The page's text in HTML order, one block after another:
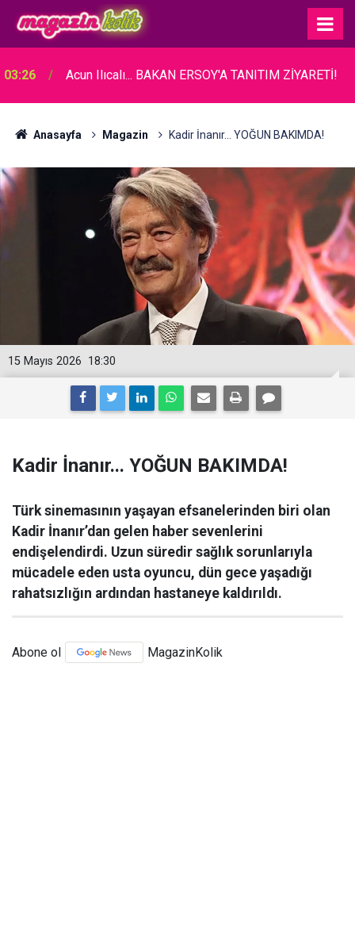
03:26 Acun Ilıcalı... BAKAN ERSOY'A TANITIM ZİYARETİ!
Anasayfa Magazin Kadir İnanır... YOĞUN BAKIMDA!
18:30
15 Mayıs 2026
Kadir İnanır... YOĞUN BAKIMDA!
Türk sinemasının yaşayan efsanelerinden biri olan
Kadir İnanır’dan gelen haber sevenlerini
endişelendirdi. Uzun süredir sağlık sorunlarıyla
mücadele eden usta oyuncu, dün gece yaşadığı
rahatsızlığın ardından hastaneye kaldırıldı.
Abone ol MagazinKolik